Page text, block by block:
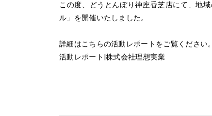
この度、どうとんぼり神座香芝店にて、地
ル」を開催いたしました。
詳細はこちらの活動レポートをご覧ください。
活動レポート|株式会社理想実業